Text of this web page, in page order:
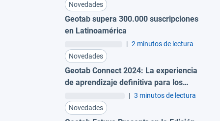
Novedades
Geotab supera 300.000 suscripciones
en Latinoamérica
| 2 minutos de lectura
Novedades
Geotab Connect 2024: La experiencia
de aprendizaje definitiva para los
profesionales de flotas
| 3 minutos de lectura
Novedades